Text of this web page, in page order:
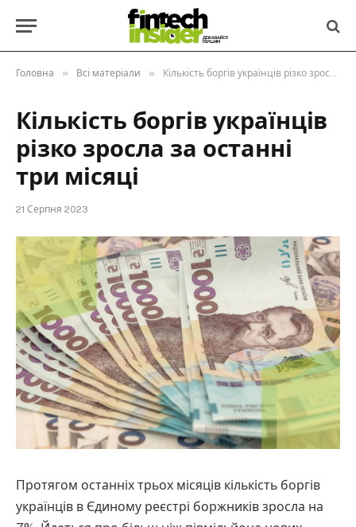
Головна » Всі матеріали » Кількість боргів українців різко зросла за останні три місяці
Кількість боргів українців
різко зросла за останні
три місяці
21 Серпня 2023
Протягом останніх трьох місяців кількість боргів
українців в Єдиному реєстрі боржників зросла на